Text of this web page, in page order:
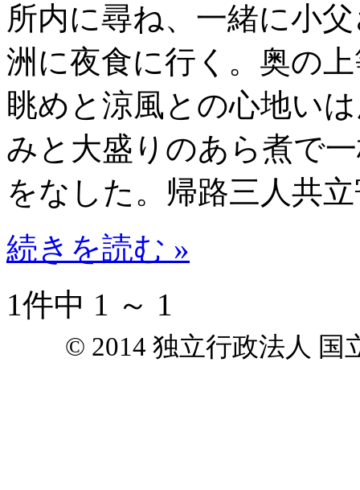
所内に尋ね、一緒に小
洲に夜食に行く。奥の
眺めと涼風との心地い
みと大盛りのあら煮で
をなした。帰路三人共
続きを読む »
1件中 1 ～ 1
© 2014 独立行政法人 国